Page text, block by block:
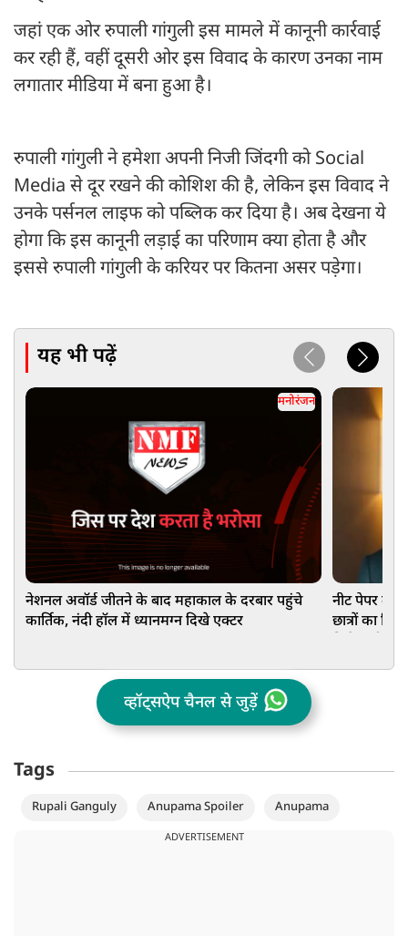
जहां एक ओर रुपाली गांगुली इस मामले में कानूनी कार्रवाई
कर रही हैं, वहीं दूसरी ओर इस विवाद के कारण उनका नाम
लगातार मीडिया में बना हुआ है।
रुपाली गांगुली ने हमेशा अपनी निजी जिंदगी को Social
Media से दूर रखने की कोशिश की है, लेकिन इस विवाद ने
उनके पर्सनल लाइफ को पब्लिक कर दिया है। अब देखना ये
होगा कि इस कानूनी लड़ाई का परिणाम क्या होता है और
इससे रुपाली गांगुली के करियर पर कितना असर पड़ेगा।
यह भी पढ़ें
मनोरंजन
नेशनल अवॉर्ड जीतने के बाद महाकाल के दरबार पहुंचे
कार्तिक, नंदी हॉल में ध्यानमग्न दिखे एक्टर
नीट पेपर
छात्रों का
व्हॉट्सऐप चैनल से जुड़ें
Tags
Rupali Ganguly Anupama Spoiler Anupama
ADVERTISEMENT